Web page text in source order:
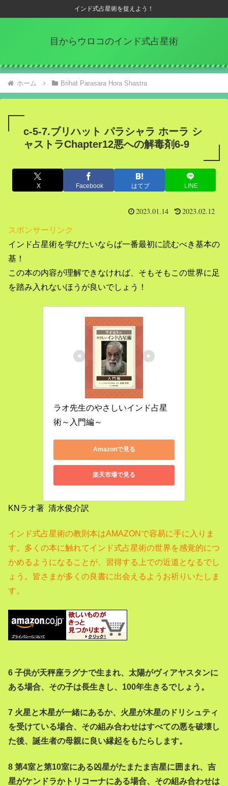
インド式占星術を捉えよう！
目からウロコのインド式占星術
ホーム Brihat Parasara Hora Shastra
c-5-7.ブリハット パラシャラ ホーラ シ
ャストラChapter12悪への解毒剤6-9
X Facebook はてブ LINE
2023.01.14 2023.02.12
スポンサーリンク
インド占星術を学びたいならば一番最初に読むべき基本の
基！
この本の内容が理解できなければ、そもそもこの世界に足
を踏み入れないほうが良いでしょう！
ラオ先生のやさしいインド占星
術～入門編～
Amazonで見る
楽天市場で見る
KNラオ著 清水俊介訳
インド式占星術の教則本はAMAZONで容易に手に入りま
す。 多くの本に触れてインド式占星術の世界を感覚的につ
かめるようになることが、習得する上での近道となるでし
ょう。 皆さまが多くの良書に出会えるようお祈りいたしま
す。
6 子供が天秤座ラグナで生まれ、太陽がヴィアヤスタンに
ある場合、その子は長生きし、100年生きるでしょう。
7 火星と木星が一緒にあるか、火星が木星のドリシュティ
を受けている場合、その組み合わせはすべての悪を破壊し
た後、誕生者の母親に良い縁起をもたらします。
8 第4室と第10室にある凶星がたまたま吉星に囲まれ、吉
星がケンドラかトリコーナにある場合、その組み合わせは